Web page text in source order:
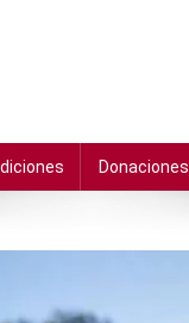
Donaciones